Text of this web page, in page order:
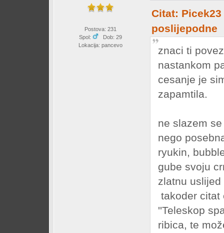
Postova: 231
Spol:
Dob: 29
Lokacija: pancevo
Citat: Picek23
poslijepodne
znaci ti
nastankom
cesanje je
zapamtila.
ne slazem
nego
ryukin,
gube svoju
zlatnu
takoder citat
''Teleskop
ribica, te